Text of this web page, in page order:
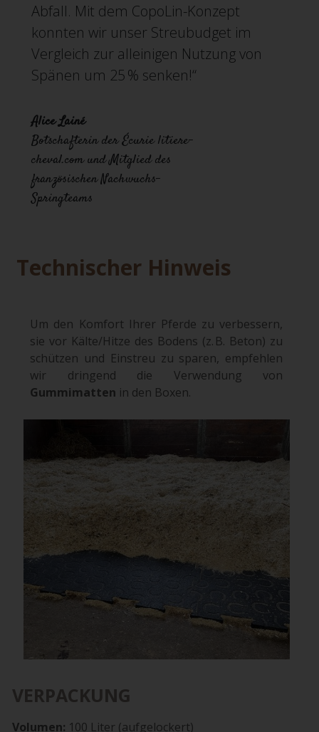
Abfall. Mit dem CopoLin-Konzept
konnten wir unser Streubudget im
Vergleich zur alleinigen Nutzung von
Spänen um 25 % senken!“
Alice Lainé
Botschafterin der Écurie litiere-
cheval.com und Mitglied des
französischen Nachwuchs-
Springteams
Technischer Hinweis
Um den Komfort Ihrer Pferde zu verbessern,
sie vor Kälte/Hitze des Bodens (z. B. Beton) zu
schützen und Einstreu zu sparen, empfehlen
wir dringend die Verwendung von
Gummimatten in den Boxen.
VERPACKUNG
Volumen: 100 Liter (aufgelockert)